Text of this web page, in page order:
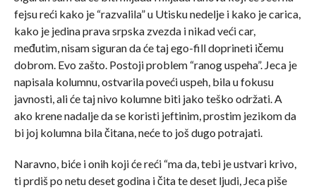
fejsu reći kako je “razvalila” u Utisku nedelje i kako je carica,
kako je jedina prava srpska zvezda i nikad veći car,
međutim, nisam siguran da će taj ego-fill doprineti ičemu
dobrom. Evo zašto. Postoji problem “ranog uspeha”. Jeca je
napisala kolumnu, ostvarila poveći uspeh, bila u fokusu
javnosti, ali će taj nivo kolumne biti jako teško održati. A
ako krene nadalje da se koristi jeftinim, prostim jezikom da
bi joj kolumna bila čitana, neće to još dugo potrajati.
Naravno, biće i onih koji će reći “ma da, tebi je ustvari krivo,
ti prdiš po netu deset godina i čita te deset ljudi, Jeca piše